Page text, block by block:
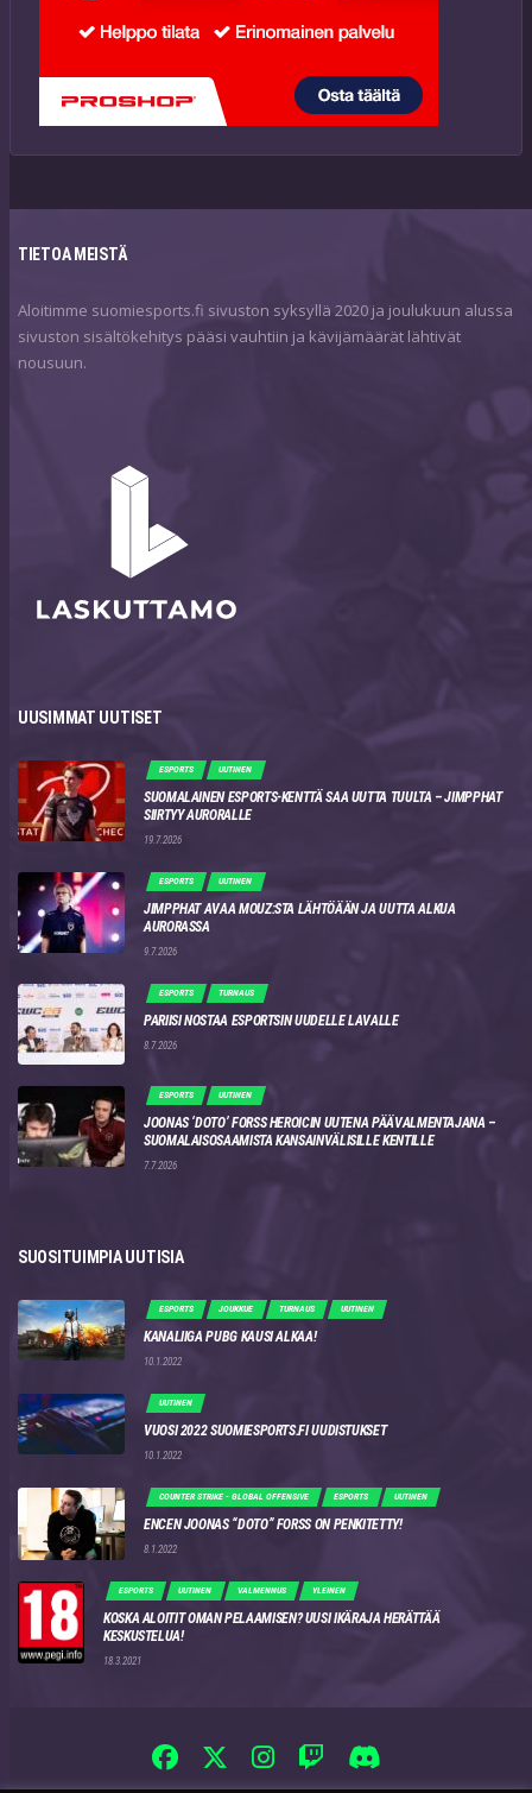
TIETOA MEISTÄ
Aloitimme suomiesports.fi sivuston syksyllä 2020 ja joulukuun alussa
sivuston sisältökehitys pääsi vauhtiin ja kävijämäärät lähtivät
nousuun.
UUSIMMAT UUTISET
ESPORTS UUTINEN
SUOMALAINEN ESPORTS-KENTTÄ SAA UUTTA TUULTA – JIMPPHAT
SIIRTYY AURORALLE
19.7.2026
ESPORTS UUTINEN
JIMPPHAT AVAA MOUZ:STA LÄHTÖÄÄN JA UUTTA ALKUA
AURORASSA
9.7.2026
ESPORTS TURNAUS
PARIISI NOSTAA ESPORTSIN UUDELLE LAVALLE
8.7.2026
ESPORTS UUTINEN
JOONAS ‘DOTO’ FORSS HEROICIN UUTENA PÄÄVALMENTAJANA –
SUOMALAISOSAAMISTA KANSAINVÄLISILLE KENTILLE
7.7.2026
SUOSITUIMPIA UUTISIA
ESPORTS JOUKKUE TURNAUS UUTINEN
KANALIIGA PUBG KAUSI ALKAA!
10.1.2022
UUTINEN
VUOSI 2022 SUOMIESPORTS.FI UUDISTUKSET
10.1.2022
COUNTER STRIKE - GLOBAL OFFENSIVE ESPORTS UUTINEN
ENCEN JOONAS “DOTO” FORSS ON PENKITETTY!
8.1.2022
ESPORTS UUTINEN VALMENNUS YLEINEN
KOSKA ALOITIT OMAN PELAAMISEN? UUSI IKÄRAJA HERÄTTÄÄ
KESKUSTELUA!
18.3.2021